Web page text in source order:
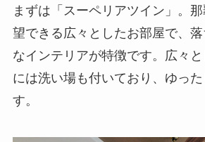
まずは「スーペリアツイン」。
望できる広々としたお部屋で、
なインテリアが特徴です。広々
には洗い場も付いており、ゆっ
す。